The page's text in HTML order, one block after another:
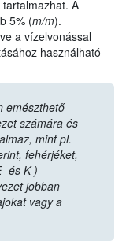
A
5% (m/m).
a vízelvonással
használható
emészthető
számára és
mint pl.
fehérjéket,
és K-)
jobban
vagy a